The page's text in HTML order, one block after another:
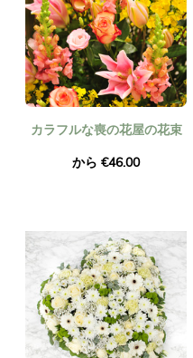
カラフルな喪の花屋の花束
から €46.00